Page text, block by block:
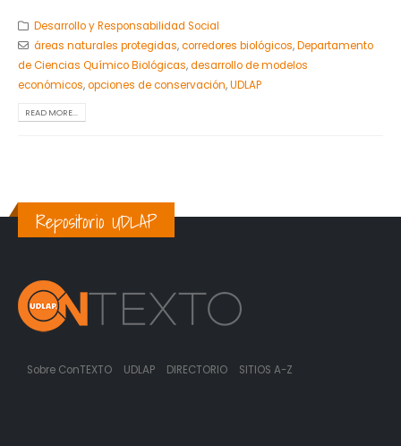
Desarrollo y Responsabilidad Social
áreas naturales protegidas,corredores biológicos,Departamento
de Ciencias Químico Biológicas,desarrollo de modelos
económicos,opciones de conservación,UDLAP
READ MORE...
Repositorio UDLAP
Sobre ConTEXTO UDLAP DIRECTORIO SITIOS A-Z